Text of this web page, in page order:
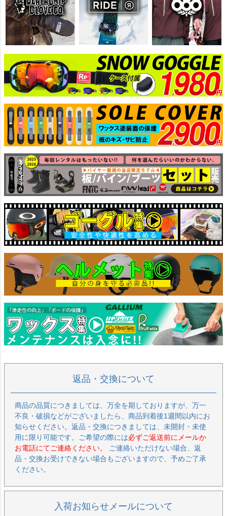
返品・交換について
商品の品質につきましては、万全を期しておりますが、万一
不良・破損などがございましたら、商品到着後1週間以内にお
知らせください。返品・交換につきましては、未開封・未使
用に限り可能です。ご希望の際には必ずご返送前にメールか
お電話にてご連絡ください。
ご連絡いただけない場合、返
品・交換お受けできない場合もございますので、予めご了承
ください。
入荷お知らせメールについて